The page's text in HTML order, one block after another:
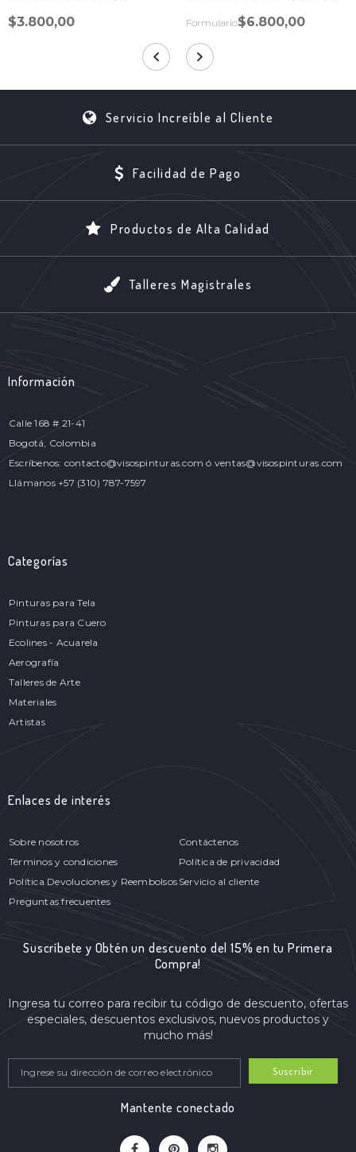
$3.800,00 Formulario$6.800,00
Servicio Increíble al Cliente
Facilidad de Pago
Productos de Alta Calidad
Talleres Magistrales
Información
Calle 168 # 21-41
Bogotá, Colombia
Escríbenos: contacto@visospinturas.com ó ventas@visospinturas.com
Llámanos +57 (310) 787-7597
Categorías
Pinturas para Tela
Pinturas para Cuero
Ecolines - Acuarela
Aerografía
Talleres de Arte
Materiales
Artistas
Enlaces de interés
Sobre nosotros
Contáctenos
Términos y condiciones
Política de privacidad
Política Devoluciones y Reembolsos Servicio al cliente
Preguntas frecuentes
Suscríbete y Obtén un descuento del 15% en tu Primera
Compra!
Ingresa tu correo para recibir tu código de descuento, ofertas
especiales, descuentos exclusivos, nuevos productos y
mucho más!
Suscribir
Mantente conectado